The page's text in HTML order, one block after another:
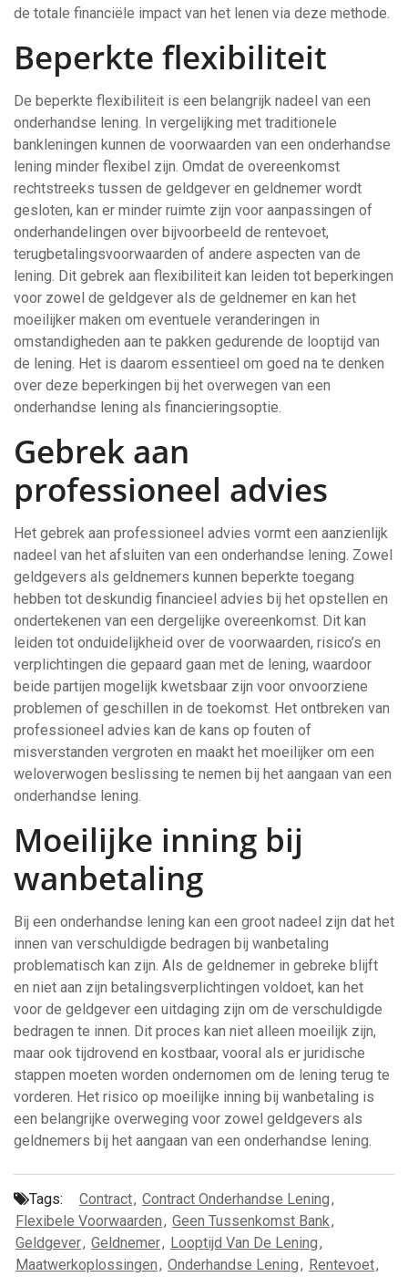
de totale financiële impact van het lenen via deze methode.
Beperkte flexibiliteit
De beperkte flexibiliteit is een belangrijk nadeel van een
onderhandse lening. In vergelijking met traditionele
bankleningen kunnen de voorwaarden van een onderhandse
lening minder flexibel zijn. Omdat de overeenkomst
rechtstreeks tussen de geldgever en geldnemer wordt
gesloten, kan er minder ruimte zijn voor aanpassingen of
onderhandelingen over bijvoorbeeld de rentevoet,
terugbetalingsvoorwaarden of andere aspecten van de
lening. Dit gebrek aan flexibiliteit kan leiden tot beperkingen
voor zowel de geldgever als de geldnemer en kan het
moeilijker maken om eventuele veranderingen in
omstandigheden aan te pakken gedurende de looptijd van
de lening. Het is daarom essentieel om goed na te denken
over deze beperkingen bij het overwegen van een
onderhandse lening als financieringsoptie.
Gebrek aan
professioneel advies
Het gebrek aan professioneel advies vormt een aanzienlijk
nadeel van het afsluiten van een onderhandse lening. Zowel
geldgevers als geldnemers kunnen beperkte toegang
hebben tot deskundig financieel advies bij het opstellen en
ondertekenen van een dergelijke overeenkomst. Dit kan
leiden tot onduidelijkheid over de voorwaarden, risico’s en
verplichtingen die gepaard gaan met de lening, waardoor
beide partijen mogelijk kwetsbaar zijn voor onvoorziene
problemen of geschillen in de toekomst. Het ontbreken van
professioneel advies kan de kans op fouten of
misverstanden vergroten en maakt het moeilijker om een
weloverwogen beslissing te nemen bij het aangaan van een
onderhandse lening.
Moeilijke inning bij
wanbetaling
Bij een onderhandse lening kan een groot nadeel zijn dat het
innen van verschuldigde bedragen bij wanbetaling
problematisch kan zijn. Als de geldnemer in gebreke blijft
en niet aan zijn betalingsverplichtingen voldoet, kan het
voor de geldgever een uitdaging zijn om de verschuldigde
bedragen te innen. Dit proces kan niet alleen moeilijk zijn,
maar ook tijdrovend en kostbaar, vooral als er juridische
stappen moeten worden ondernomen om de lening terug te
vorderen. Het risico op moeilijke inning bij wanbetaling is
een belangrijke overweging voor zowel geldgevers als
geldnemers bij het aangaan van een onderhandse lening.
Tags: Contract, Contract Onderhandse Lening,
Flexibele Voorwaarden, Geen Tussenkomst Bank,
Geldgever, Geldnemer, Looptijd Van De Lening,
Maatwerkoplossingen, Onderhandse Lening, Rentevoet,